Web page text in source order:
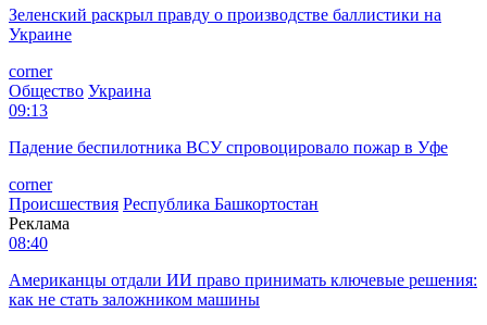
Зеленский раскрыл правду о производстве баллистики на
Украине
corner
Общество Украина
09:13
Падение беспилотника ВСУ спровоцировало пожар в Уфе
corner
Происшествия Республика Башкортостан
Реклама
08:40
Американцы отдали ИИ право принимать ключевые решения:
как не стать заложником машины